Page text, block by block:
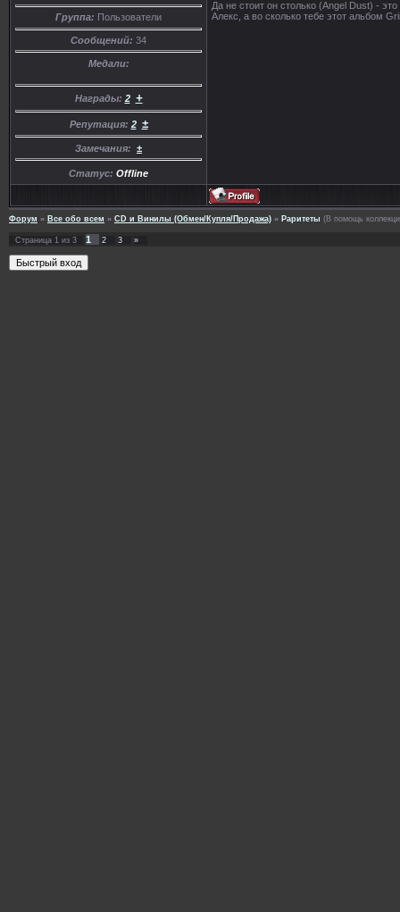
Группа: Пользователи
Сообщений: 34
Медали:
Награды: 2 +
Репутация: 2 ±
Замечания: ±
Статус: Offline
Да не стоит он столько (Angel Dust) -
Алекс, а во сколько тебе этот альбом
Форум » Все обо всем » CD и Винилы (Обмен/Купля/Продажа) » Раритеты (В помощь
Страница 1 из 3 1 2 3 »